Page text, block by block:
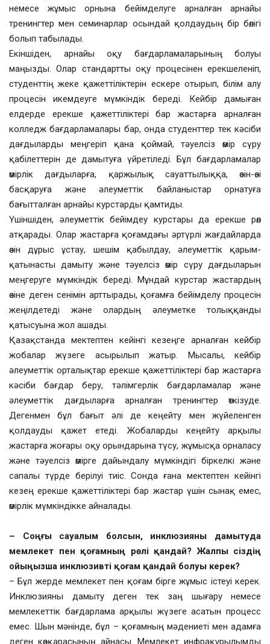
немесе жұмыс орнына бейімделуге арналған арнайы
тренингтер мен семинарлар осындай қолдаудың бір бөлігі
болып табылады.
Екіншіден, арнайы оқу бағдарламаларының болуы
маңызды. Олар стандартты оқу процесінен ерекшеленіп,
студенттің жеке қажеттіліктерін ескере отырып, білім алу
процесін икемдеуге мүмкіндік береді. Кейбір дамыған
елдерде ерекше қажеттіліктері бар жастарға арналған
колледж бағдарламалары бар, онда студенттер тек кәсіби
дағдыларды меңгеріп қана қоймай, тәуелсіз өмір сүру
қабілеттерін де дамытуға үйретіледі. Бұл бағдарламалар
өмірлік дағдыларға, қаржылық сауаттылыққа, өзін-өзі
басқаруға және әлеуметтік байланыстар орнатуға
бағытталған арнайы курстарды қамтиды.
Үшіншіден, әлеуметтік бейімдеу курстары да ерекше рөл
атқарады. Олар жастарға қоғамдағы әртүрлі жағдайларда
өзін дұрыс ұстау, шешім қабылдау, әлеуметтік қарым-
қатынасты дамыту және тәуелсіз өмір сүру дағдыларын
меңгеруге мүмкіндік береді. Мұндай курстар жастардың
өзіне деген сенімін арттырады, қоғамға бейімделу процесін
жеңілдетеді және олардың әлеуметке толыққанды
қатысуына жол ашады.
Қазақстанда мектептен кейінгі кезеңге арналған кейбір
жобалар жүзеге асырылып жатыр. Мысалы, кейбір
әлеуметтік орталықтар ерекше қажеттіліктері бар жастарға
кәсіби бағдар беру, тәлімгерлік бағдарламалар және
әлеуметтік дағдыларға арналған тренингтер өткізуде.
Дегенмен бұл бағыт әлі де кеңейту мен жүйеленген
қолдауды қажет етеді. Жобаларды кеңейту арқылы
жастарға жоғары оқу орындарына түсу, жұмысқа орналасу
және тәуелсіз өмірге дайындалу мүмкіндігі біркелкі және
сапалы түрде берілуі тиіс. Сонда ғана мектептен кейінгі
кезең ерекше қажеттіліктері бар жастар үшін сынақ емес,
өмірлік мүмкіндікке айналады.
– Соңғы сауалым болсын, инклюзияны дамытуда
мемлекет пен қоғамның рөлі қандай? Жалпы сіздің
ойыңызша инклюзивті қоғам қандай болуы керек?
– Бұл жерде мемлекет пен қоғам бірге жұмыс істеуі керек.
Инклюзияны дамыту деген тек заң шығару немесе
мемлекеттік бағдарлама арқылы жүзеге асатын процесс
емес. Шын мәнінде, бұл – қоғамның мәдениеті мен адамға
деген көзқарасының айнасы. Мемлекет инфрақұрылымды